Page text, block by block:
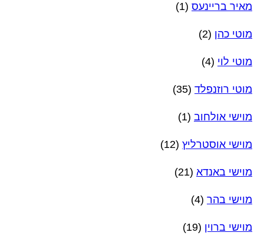
מאיר בריינעס (1)
מוטי כהן (2)
מוטי לוי (4)
מוטי רוזנפלד (35)
מוישי אולחוב (1)
מוישי אוסטרליץ (12)
מוישי באנדא (21)
מוישי בהר (4)
מוישי ברוין (19)